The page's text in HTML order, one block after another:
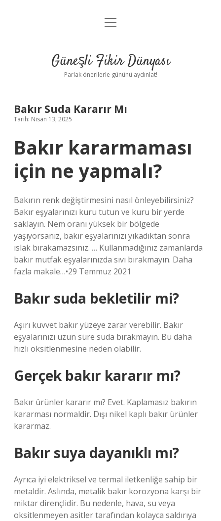
Anasayfa
Yasal Uyarı
menüyü
Güneşli Fikir Dünyası
Parlak önerilerle gününü aydınlat!
Bakır Suda Kararır Mı
Tarih: Nisan 13, 2025
Bakır kararmaması
için ne yapmalı?
Bakırın renk değiştirmesini nasıl önleyebilirsiniz?
Bakır eşyalarınızı kuru tutun ve kuru bir yerde
saklayın. Nem oranı yüksek bir bölgede
yaşıyorsanız, bakır eşyalarınızı yıkadıktan sonra
ıslak bırakamazsınız. … Kullanmadığınız zamanlarda
bakır mutfak eşyalarınızda sıvı bırakmayın. Daha
fazla makale…•29 Temmuz 2021
Bakır suda bekletilir mi?
Aşırı kuvvet bakır yüzeye zarar verebilir. Bakır
eşyalarınızı uzun süre suda bırakmayın. Bu daha
hızlı oksitlenmesine neden olabilir.
Gerçek bakır kararır mı?
Bakır ürünler kararır mı? Evet. Kaplamasız bakırın
kararması normaldir. Dışı nikel kaplı bakır ürünler
kararmaz.
Bakır suya dayanıklı mı?
Ayrıca iyi elektriksel ve termal iletkenliğe sahip bir
metaldir. Aslında, metalik bakır korozyona karşı bir
miktar dirençlidir. Bu nedenle, hava, su veya
oksitlenmeyen asitler tarafından kolayca saldırıya